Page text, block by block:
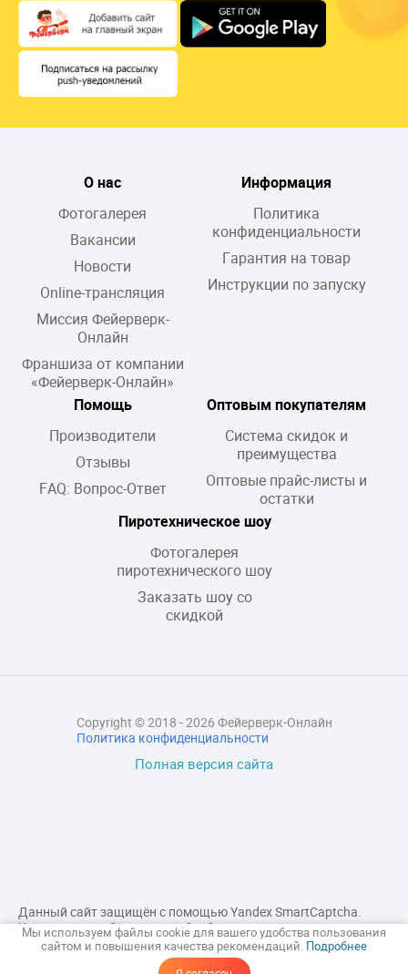
О нас
Фотогалерея
Вакансии
Новости
Online-трансляция
Миссия Фейерверк-
Онлайн
Франшиза от компании
«Фейерверк-Онлайн»
Информация
Политика
конфиденциальности
Гарантия на товар
Инструкции по запуску
Помощь
Производители
Отзывы
FAQ: Вопрос-Ответ
Оптовым покупателям
Система скидок и
преимущества
Оптовые прайс-листы и
остатки
Пиротехническое шоу
Фотогалерея
пиротехнического шоу
Заказать шоу со
скидкой
Полная версия сайта
Copyright © 2018 - 2026 Фейерверк-Онлайн
Политика конфиденциальности
Данный сайт защищён с помощью Yandex SmartCaptcha.
Уведомление об условиях обработки данных сервисом
Yandex
Мы используем файлы cookie для вашего удобства пользования
сайтом и повышения качества рекомендаций. Подробнее